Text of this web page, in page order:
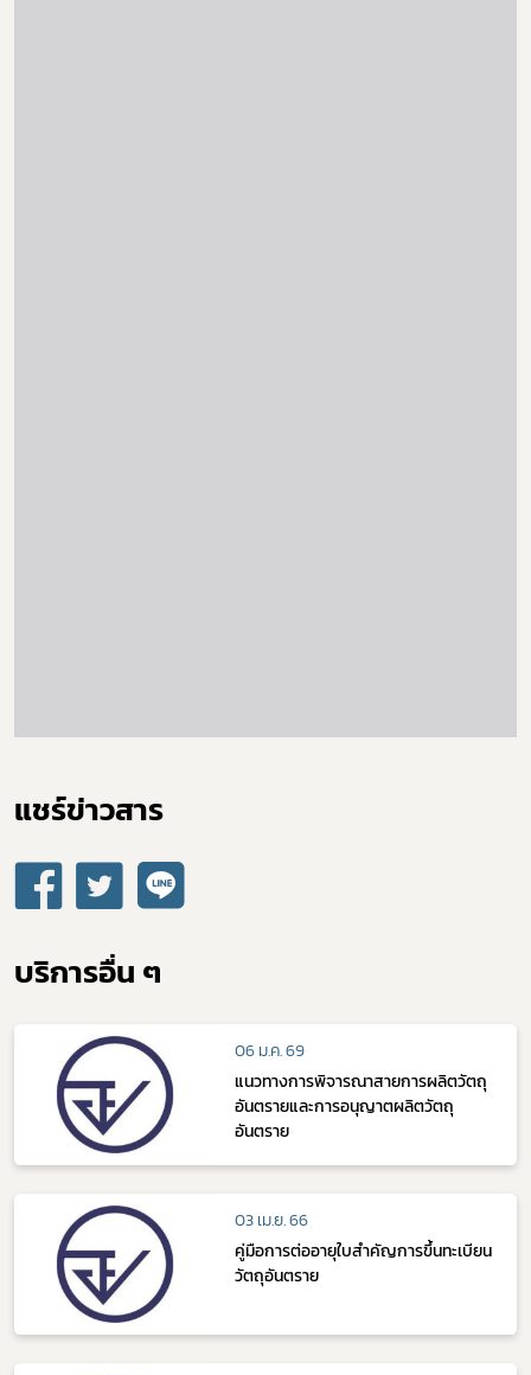
แชร์ข่าวสาร​
บริการอื่น ๆ
06 ม.ค. 69
แนวทางการพิจารณาสายการผลิตวัตถุ
อันตรายและการอนุญาตผลิตวัตถุ
อันตราย
03 เม.ย. 66
คู่มือการต่ออายุใบสำคัญการขึ้นทะเบียน
วัตถุอันตราย